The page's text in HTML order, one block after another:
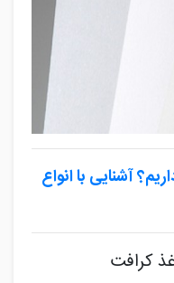
آشنایی با انواع
کرافت